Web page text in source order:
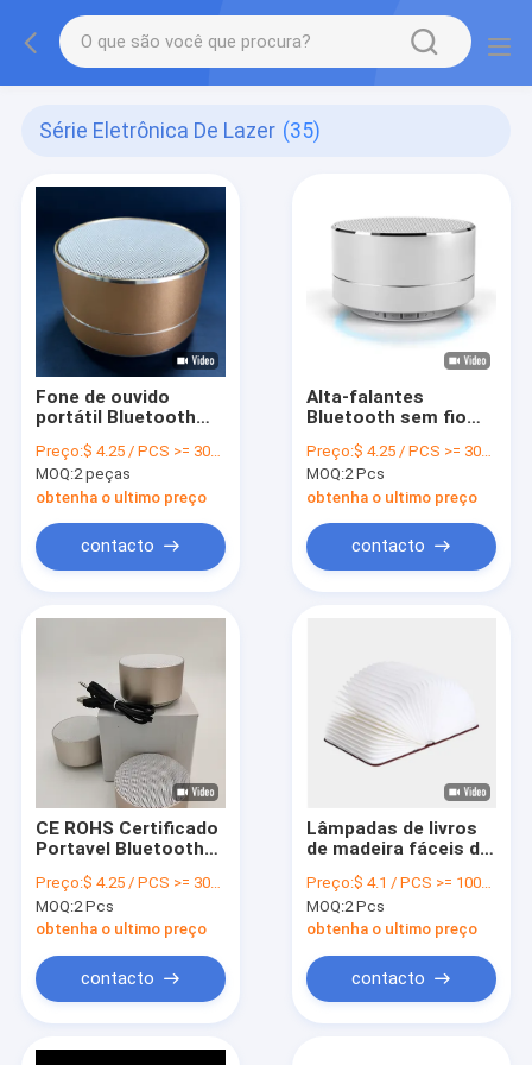
Série Eletrônica De Lazer (35)
Fone de ouvido
portátil Bluetooth
DC5V 1A com rádio
FM
Preço:$ 4.25 / PCS >= 3000 PCS
MOQ:2 peças
obtenha o ultimo preço
contacto
Alta-falantes
Bluetooth sem fio
multifuncionais 3W
com AUX
Preço:$ 4.25 / PCS >= 3000 PCS
MOQ:2 Pcs
obtenha o ultimo preço
contacto
CE ROHS Certificado
Portavel Bluetooth
livres 69x69x42mm
Preço:$ 4.25 / PCS >= 3000 PCS
MOQ:2 Pcs
obtenha o ultimo preço
contacto
Lâmpadas de livros
de madeira fáceis de
Preço:$ 4.1 / PCS >= 1000 PCS
MOQ:2 Pcs
obtenha o ultimo preço
contacto